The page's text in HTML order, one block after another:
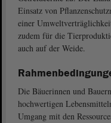
Einsatz von
einer
zudem für die
auch auf der Weide.
Die Bäuerinnen und
hochwertigen
Umgang mit den